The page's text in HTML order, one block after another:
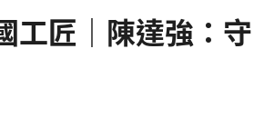
工匠｜陳達強：守